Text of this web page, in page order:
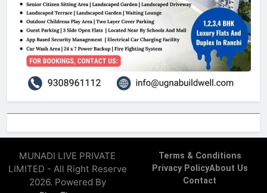
MUNADI LIVE PRIVATE
LIMITED - All Right Reserve
2026. Powered By
Terms & Conditions
Privacy PolicyAbout Us
Contact